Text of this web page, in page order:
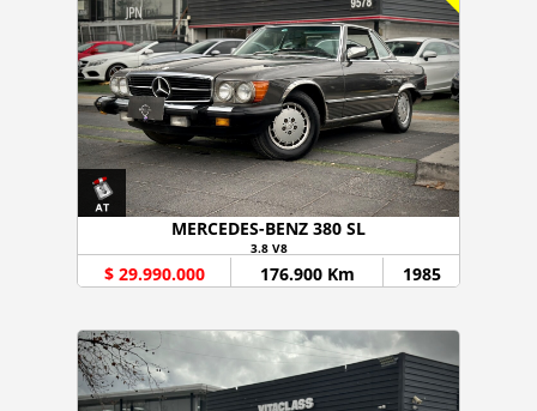
MERCEDES-BENZ 380 SL
3.8 V8
$ 29.990.000 176.900 Km 1985